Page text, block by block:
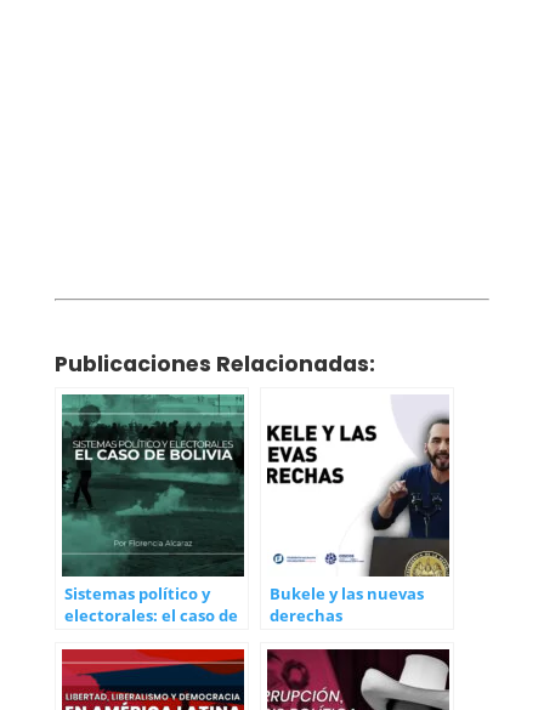
Publicaciones Relacionadas:
Sistemas político y
electorales: el caso de
Bukele y las nuevas
derechas